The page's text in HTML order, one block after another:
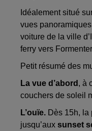
Idéalement situé
vues
voiture de la ville
ferry vers
Petit résumé des
La vue d’abord , à
couchers de soleil
L’ouïe. Dès 15h, la
jusqu’aux sunset